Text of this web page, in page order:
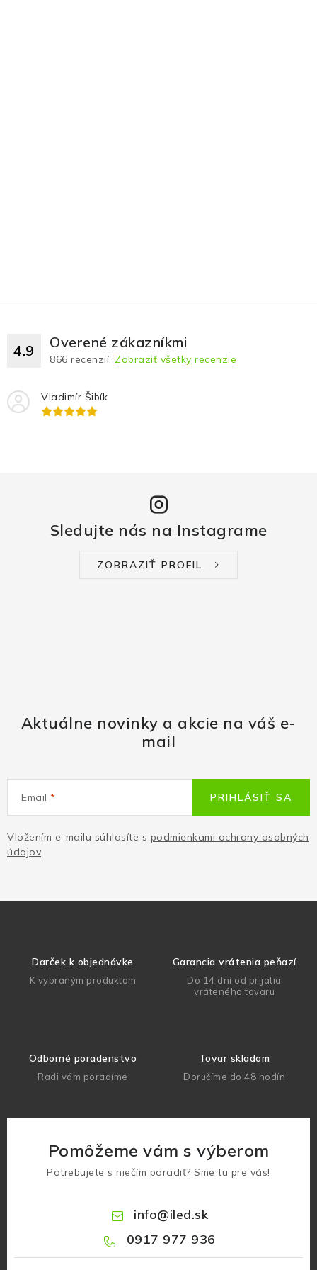
4.9 Overené zákazníkmi
866 recenzií. Zobraziť všetky recenzie
Vladimír Šibík
Sledujte nás na Instagrame
ZOBRAZIŤ PROFIL
Aktuálne novinky a akcie na váš e-
mail
Email
Vložením e-mailu súhlasíte s podmienkami ochrany osobných
údajov
PRIHLÁSIŤ SA
Darček k objednávke
K vybraným produktom
Garancia vrátenia peňazí
Do 14 dní od prijatia
vráteného tovaru
Odborné poradenstvo
Radi vám poradíme
Tovar skladom
Doručíme do 48 hodín
Pomôžeme vám s výberom
Potrebujete s niečím poradiť? Sme tu pre vás!
info@iled.sk
0917 977 936